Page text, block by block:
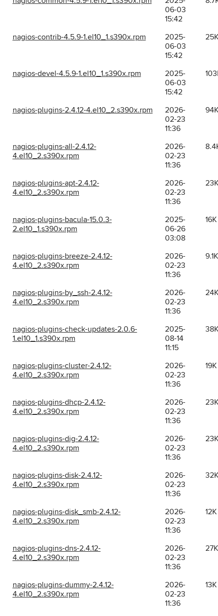
06-03
15:42
nagios-contrib-4.5.9-1.el10_1.s390x.rpm
2025-
06-03
15:42
nagios-devel-4.5.9-1.el10_1.s390x.rpm
2025-
06-03
15:42
nagios-plugins-2.4.12-4.el10_2.s390x.rpm
2026-
02-23
11:36
nagios-plugins-all-2.4.12-
4.el10_2.s390x.rpm
2026-
02-23
11:36
nagios-plugins-apt-2.4.12-
4.el10_2.s390x.rpm
2026-
02-23
11:36
nagios-plugins-bacula-15.0.3-
2.el10_1.s390x.rpm
2025-
06-26
03:08
16K
nagios-plugins-breeze-2.4.12-
4.el10_2.s390x.rpm
2026-
02-23
11:36
9.1K
nagios-plugins-by_ssh-2.4.12-
4.el10_2.s390x.rpm
2026-
02-23
11:36
nagios-plugins-check-updates-2.0.6-
1.el10_1.s390x.rpm
2025-
08-14
11:15
nagios-plugins-cluster-2.4.12-
4.el10_2.s390x.rpm
2026-
02-23
11:36
19K
nagios-plugins-dhcp-2.4.12-
4.el10_2.s390x.rpm
2026-
02-23
11:36
nagios-plugins-dig-2.4.12-
4.el10_2.s390x.rpm
2026-
02-23
11:36
nagios-plugins-disk-2.4.12-
4.el10_2.s390x.rpm
2026-
02-23
11:36
nagios-plugins-disk_smb-2.4.12-
4.el10_2.s390x.rpm
2026-
02-23
11:36
12K
nagios-plugins-dns-2.4.12-
4.el10_2.s390x.rpm
2026-
02-23
11:36
27K
nagios-plugins-dummy-2.4.12-
4.el10_2.s390x.rpm
2026-
02-23
11:36
13K